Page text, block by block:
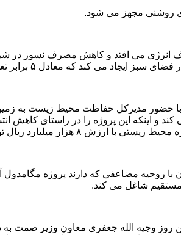
با حضور مدیرکل حفاظت محیط زیست
همین روز وجیه الله جعفری معاون وزیر صمت